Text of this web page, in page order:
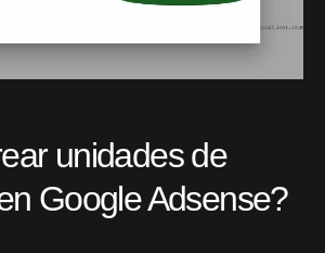
unidades de
Google Adsense?